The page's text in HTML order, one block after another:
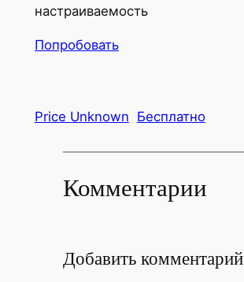
настраиваемость
Попробовать
Price Unknown Бесплатно
Комментарии
Добавить комментарий